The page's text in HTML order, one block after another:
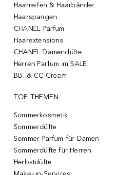
Haarreifen & Haarbänder
Haarspangen
CHANEL Parfum
Haarextensions
CHANEL Damendüfte
Herren Parfum im SALE
BB- & CC-Cream
TOP THEMEN
Sommerkosmetik
Sommerdüfte
Sommer Parfum für Damen
Sommerdüfte für Herren
Herbstdüfte